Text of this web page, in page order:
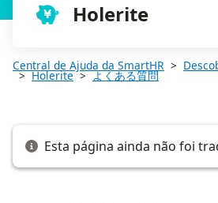
Holerite
Central de Ajuda da SmartHR
Holerite よくある質問
Esta página ainda não foi